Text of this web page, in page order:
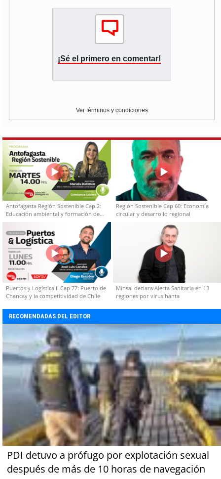
¡Sé el primero en comentar!
Ver términos y condiciones
Antofagasta Región Sostenible Cap.2:
Educación ambiental y formación de
capacidades técnicas
Región Sostenible Cap 60: Economía
circular y desarrollo regional
Puertos y Logística II Cap 77: Puerto de
Chancay y la competitividad de Chile
Minsal declara Alerta Sanitaria en 13
regiones por virus hanta
RECOMENDADAS DEL EDITOR
PDI detuvo a prófugo por explotación sexual
después de más de 10 horas de navegación